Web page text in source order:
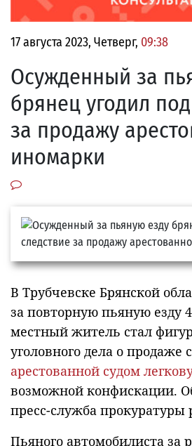
17 августа 2023, Четверг, 09:38
Осужденный за
брянец угодил
за продажу
иномарки
В Трубчевске Брянской
за повторную пьяную езду
местный житель стал
уголовного дела о продаже
арестованной судом
возможной конфискации.
пресс-служба прокуратуры
Пьяного автомобилиста за